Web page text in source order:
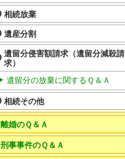
相続放棄
遺産分割
遺留分侵害額請求（遺留分減殺請
求）
遺留分の放棄に関するＱ＆Ａ
相続その他
離婚のＱ＆Ａ
刑事事件のＱ＆Ａ